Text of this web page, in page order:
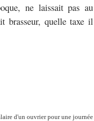
ne laissait pas au
brasseur, quelle taxe il
d'un ouvrier pour une journée